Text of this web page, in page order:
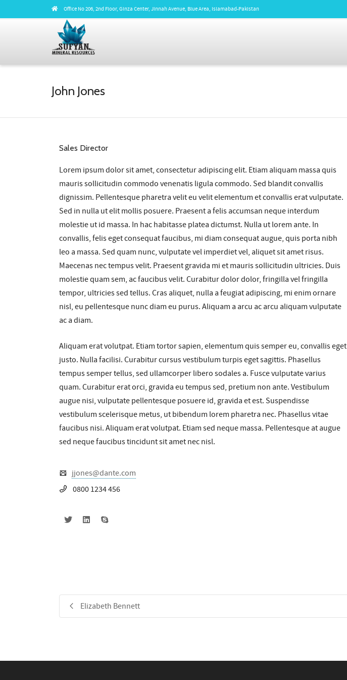
Office No 206, 2nd Floor, Ginza Center, Jinnah Avenue, Blue Area, Islamabad-Pakistan
John Jones
Sales Director
Lorem ipsum dolor sit amet, consectetur adipiscing elit. Etiam aliquam massa quis
mauris sollicitudin commodo venenatis ligula commodo. Sed blandit convallis
dignissim. Pellentesque pharetra velit eu velit elementum et convallis erat vulputate.
Sed in nulla ut elit mollis posuere. Praesent a felis accumsan neque interdum
molestie ut id massa. In hac habitasse platea dictumst. Nulla ut lorem ante. In
convallis, felis eget consequat faucibus, mi diam consequat augue, quis porta nibh
leo a massa. Sed quam nunc, vulputate vel imperdiet vel, aliquet sit amet risus.
Maecenas nec tempus velit. Praesent gravida mi et mauris sollicitudin ultricies. Duis
molestie quam sem, ac faucibus velit. Curabitur dolor dolor, fringilla vel fringilla
tempor, ultricies sed tellus. Cras aliquet, nulla a feugiat adipiscing, mi enim ornare
nisl, eu pellentesque nunc diam eu purus. Aliquam a arcu ac arcu aliquam vulputate
ac a diam.
Aliquam erat volutpat. Etiam tortor sapien, elementum quis semper eu, convallis eget
justo. Nulla facilisi. Curabitur cursus vestibulum turpis eget sagittis. Phasellus
tempus semper tellus, sed ullamcorper libero sodales a. Fusce vulputate varius
quam. Curabitur erat orci, gravida eu tempus sed, pretium non ante. Vestibulum
augue nisi, vulputate pellentesque posuere id, gravida et est. Suspendisse
vestibulum scelerisque metus, ut bibendum lorem pharetra nec. Phasellus vitae
faucibus nisi. Aliquam erat volutpat. Etiam sed neque massa. Pellentesque at augue
sed neque faucibus tincidunt sit amet nec nisl.
jjones@dante.com
0800 1234 456
Elizabeth Bennett